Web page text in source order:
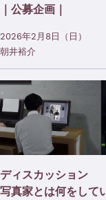
｜公募企画｜
2026年2月8日（日）
朝井裕介
ディスカッション
写真家とは何をして